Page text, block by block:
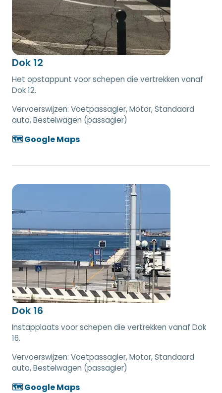
Dok 12
Het opstappunt voor schepen die vertrekken vanaf
Dok 12.
Vervoerswijzen: Voetpassagier, Motor, Standaard
auto, Bestelwagen (passagier)
🗺️ Google Maps
Dok 16
Instapplaats voor schepen die vertrekken vanaf Dok
16.
Vervoerswijzen: Voetpassagier, Motor, Standaard
auto, Bestelwagen (passagier)
🗺️ Google Maps